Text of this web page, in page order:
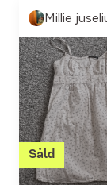
Millie